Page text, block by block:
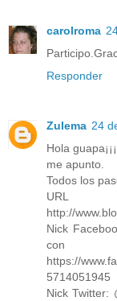
carolroma
Responder
Zulema 24
Hola
me apunto.
Todos los
URL
http://
Nick
con
https://
5714051945
Nick Twitter: